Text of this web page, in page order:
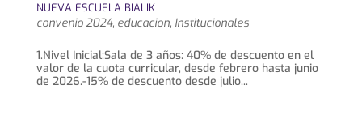
NUEVA ESCUELA BIALIK
convenio 2024, educacion, Institucionales
1.Nivel Inicial:Sala de 3 años: 40% de descuento en el
valor de la cuota curricular, desde febrero hasta junio
de 2026.-15% de descuento desde julio...